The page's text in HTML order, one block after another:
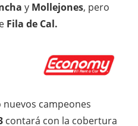
y Mollejones, pero
Fila de Cal.
campeones
contará con la cobertura